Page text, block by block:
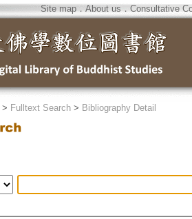
Site map．About us ． Consultative
> Fulltext Search > Bibliography Detail